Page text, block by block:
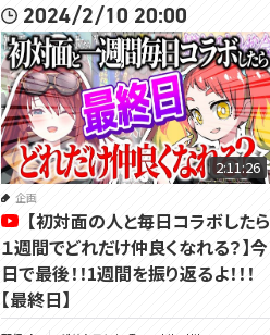
2024/2/10 20:00
2:11:26
企画
【初対面の人と毎日コラボしたら
１週間でどれだけ仲良くなれる？】今
日で最後！！1週間を振り返るよ！！！
【最終日】